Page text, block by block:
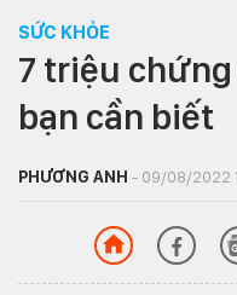
SỨC KHỎE
7 triệu
bạn cần biết
PHƯƠNG ANH - 09/08/2022